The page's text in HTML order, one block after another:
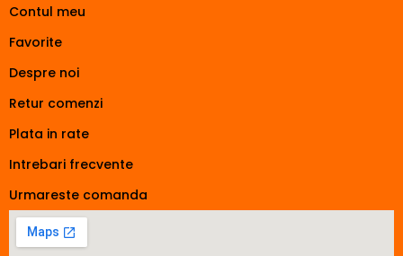
Contul meu
Favorite
Despre noi
Retur comenzi
Plata in rate
Intrebari frecvente
Urmareste comanda